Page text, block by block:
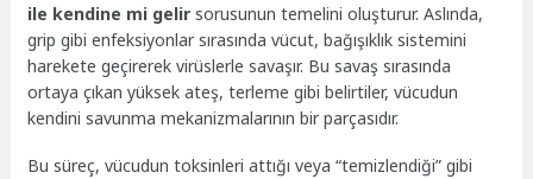
ile kendine mi gelir sorusunun temelini oluşturur. Aslında,
grip gibi enfeksiyonlar sırasında vücut, bağışıklık sistemini
harekete geçirerek virüslerle savaşır. Bu savaş sırasında
ortaya çıkan yüksek ateş, terleme gibi belirtiler, vücudun
kendini savunma mekanizmalarının bir parçasıdır.
Bu süreç, vücudun toksinleri attığı veya “temizlendiği” gibi